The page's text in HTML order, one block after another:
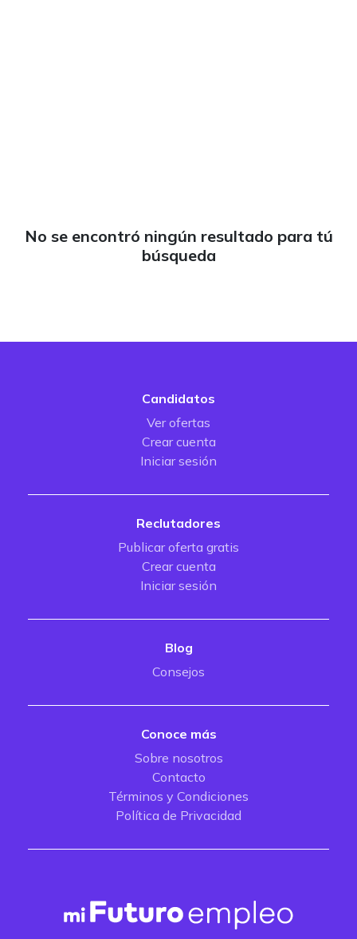
No se encontró ningún resultado para tú
búsqueda
Candidatos
Ver ofertas
Crear cuenta
Iniciar sesión
Reclutadores
Publicar oferta gratis
Crear cuenta
Iniciar sesión
Blog
Consejos
Conoce más
Sobre nosotros
Contacto
Términos y Condiciones
Política de Privacidad